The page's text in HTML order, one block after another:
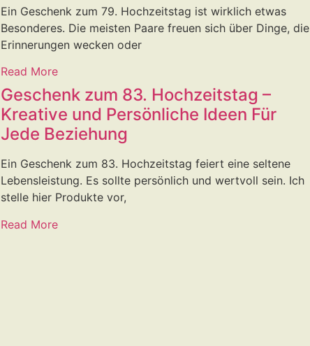
Ein Geschenk zum 79. Hochzeitstag ist wirklich etwas
Besonderes. Die meisten Paare freuen sich über Dinge, die
Erinnerungen wecken oder
Read More
Geschenk zum 83. Hochzeitstag –
Kreative und Persönliche Ideen Für
Jede Beziehung
Ein Geschenk zum 83. Hochzeitstag feiert eine seltene
Lebensleistung. Es sollte persönlich und wertvoll sein. Ich
stelle hier Produkte vor,
Read More